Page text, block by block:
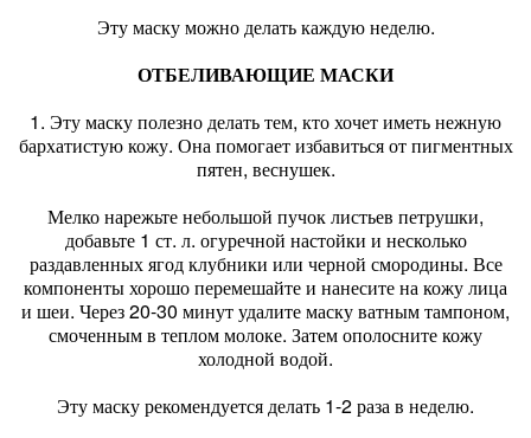
Эту маску можно делать каждую неделю.
ОТБЕЛИВАЮЩИЕ МАСКИ
1. Эту маску полезно делать тем, кто хочет иметь нежную
бархатистую кожу. Она помогает избавиться от пигментных
пятен, веснушек.
Мелко нарежьте небольшой пучок листьев петрушки,
добавьте 1 ст. л. огуречной настойки и несколько
раздавленных ягод клубники или черной смородины. Все
компоненты хорошо перемешайте и нанесите на кожу лица
и шеи. Через 20-30 минут удалите маску ватным тампоном,
смоченным в теплом молоке. Затем ополосните кожу
холодной водой.
Эту маску рекомендуется делать 1-2 раза в неделю.